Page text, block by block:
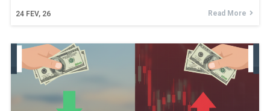
24 FEV, 26 Read More